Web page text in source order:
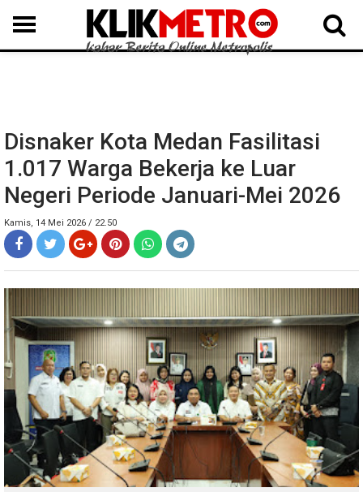
MEDAN LANGKAT DAIRI SAMOSIR TAPUT BATUBARA DELISERDANG
Disnaker Kota Medan Fasilitasi
1.017 Warga Bekerja ke Luar
Negeri Periode Januari-Mei 2026
Kamis, 14 Mei 2026 / 22.50